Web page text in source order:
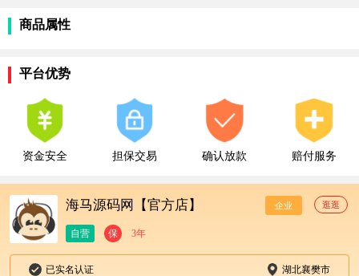
商品属性
平台优势
资金安全 担保交易 确认放款 赔付服务
海马源码网【官方店】 企业 逛逛
自营 保 3年
已实名认证 湖北襄樊市